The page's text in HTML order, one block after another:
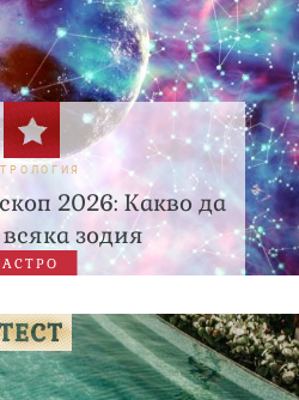
2026: Какво да
зодия
АСТРО